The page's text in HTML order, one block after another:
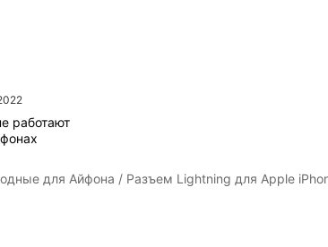
работают
для Айфона / Разъем Lightning для Apple